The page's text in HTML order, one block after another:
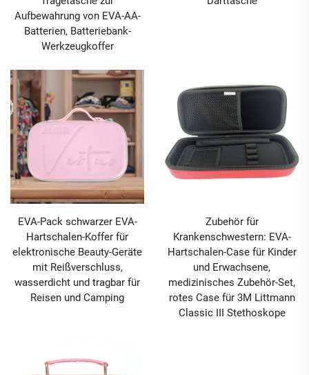
Aufbewahrung von EVA-AA-
Batterien, Batteriebank-
Werkzeugkoffer
EVA-Pack schwarzer EVA-
Hartschalen-Koffer für
elektronische Beauty-Geräte
mit Reißverschluss,
wasserdicht und tragbar für
Reisen und Camping
Zubehör für
Krankenschwestern: EVA-
Hartschalen-Case für Kinder
und Erwachsene,
medizinisches Zubehör-Set,
rotes Case für 3M Littmann
Classic III Stethoskope